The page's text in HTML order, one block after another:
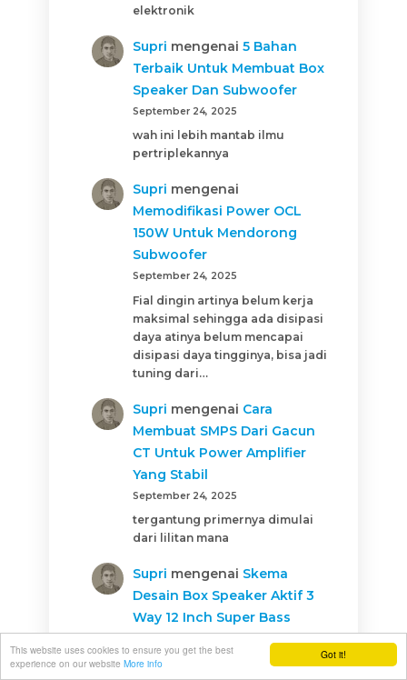
Got it!
This website uses cookies to ensure you get the best
experience on our website More info
elektronik
Supri mengenai5 Bahan
Terbaik Untuk Membuat Box
Speaker Dan Subwoofer
September 24, 2025
wah ini lebih mantab ilmu
pertriplekannya
Supri mengenai
Memodifikasi Power OCL
150W Untuk Mendorong
Subwoofer
September 24, 2025
Fial dingin artinya belum kerja
maksimal sehingga ada disipasi
daya atinya belum mencapai
disipasi daya tingginya, bisa jadi
tuning dari…
Supri mengenai Cara
Membuat SMPS Dari Gacun
CT Untuk Power Amplifier
Yang Stabil
September 24, 2025
tergantung primernya dimulai
dari lilitan mana
Supri mengenai Skema
Desain Box Speaker Aktif 3
Way 12 Inch Super Bass
jika dayanya kurang hasilnya